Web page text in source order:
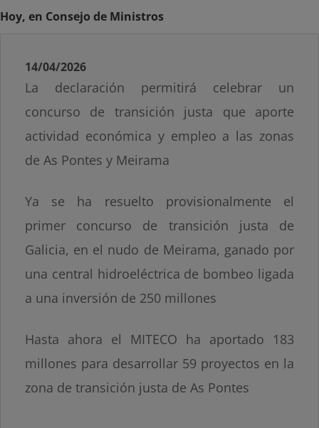
Hoy, en Consejo de Ministros
14/04/2026
La declaración permitirá celebrar un
concurso de transición justa que aporte
actividad económica y empleo a las zonas
de As Pontes y Meirama
Ya se ha resuelto provisionalmente el
primer concurso de transición justa de
Galicia, en el nudo de Meirama, ganado por
una central hidroeléctrica de bombeo ligada
a una inversión de 250 millones
Hasta ahora el MITECO ha aportado 183
millones para desarrollar 59 proyectos en la
zona de transición justa de As Pontes